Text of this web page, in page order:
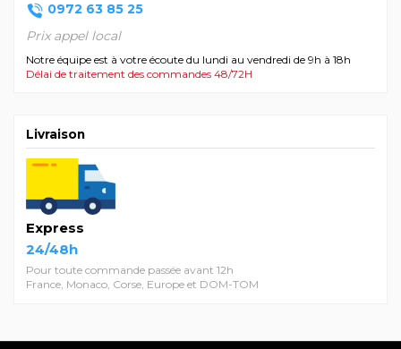
0972 63 85 25
Prix appel local
Notre équipe est à votre écoute du lundi au vendredi de 9h à 18h
Délai de traitement des commandes 48/72H
Livraison
Express
24/48h
Pour toute commande passée avant 12h
France, Monaco, Corse, Europe et DOM-TOM